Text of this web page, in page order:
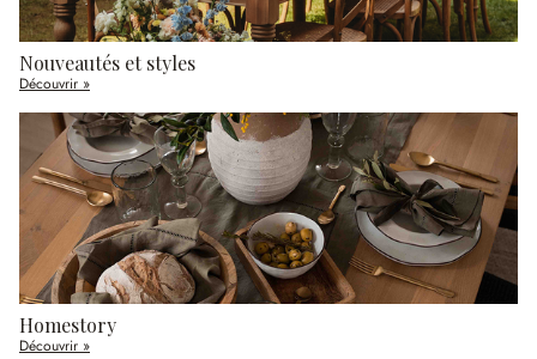
Nouveautés et styles
Découvrir »
Homestory
Découvrir »